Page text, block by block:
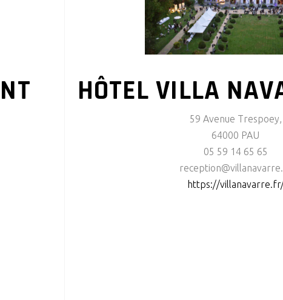
HÔTEL VILLA
59 Avenue Trespoey,
64000 PAU
05 59 14 65 65
https://